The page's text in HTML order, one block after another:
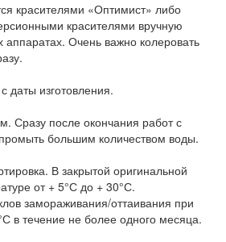
красителями «Оптимист» либо
красителями вручную
аппаратах. Очень важно колеровать
даты изготовления.
Сразу после окончания работ с
большим количеством воды.
В закрытой оригинальной
от + 5°С до + 30°С.
замораживания/оттаивания при
в течение не более одного месяца.